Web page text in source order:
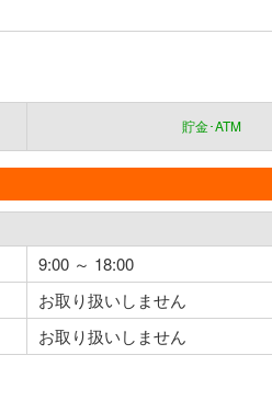
貯金･ATM
9:00 ～ 18:00
お取り扱いしません
お取り扱いしません